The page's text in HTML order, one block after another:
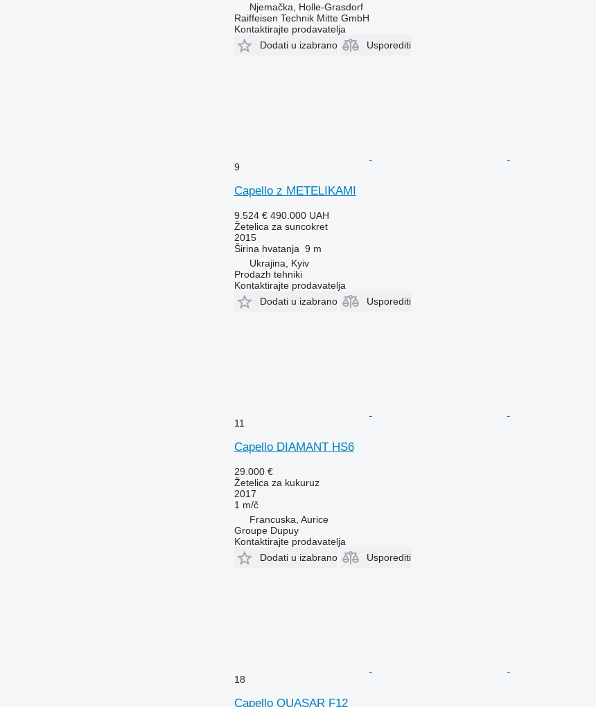
Njemačka, Holle-Grasdorf
Raiffeisen Technik Mitte GmbH
Kontaktirajte prodavatelja
Dodati u izabrano
Usporediti
9
Capello z METELIKAMI
9.524 € 490.000 UAH
Žetelica za suncokret
2015
Širina hvatanja 9 m
Ukrajina, Kyiv
Prodazh tehniki
Kontaktirajte prodavatelja
Dodati u izabrano
Usporediti
11
Capello DIAMANT HS6
29.000 €
Žetelica za kukuruz
2017
1 m/č
Francuska, Aurice
Groupe Dupuy
Kontaktirajte prodavatelja
Dodati u izabrano
Usporediti
18
Capello QUASAR F12